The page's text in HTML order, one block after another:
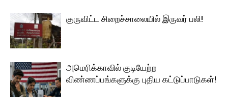
குருவிட்ட சிறைச்சாலையில் இருவர் பலி!
அமெரிக்காவில் குடியேற்ற
விண்ணப்பங்களுக்கு புதிய கட்டுப்பாடுகள்!